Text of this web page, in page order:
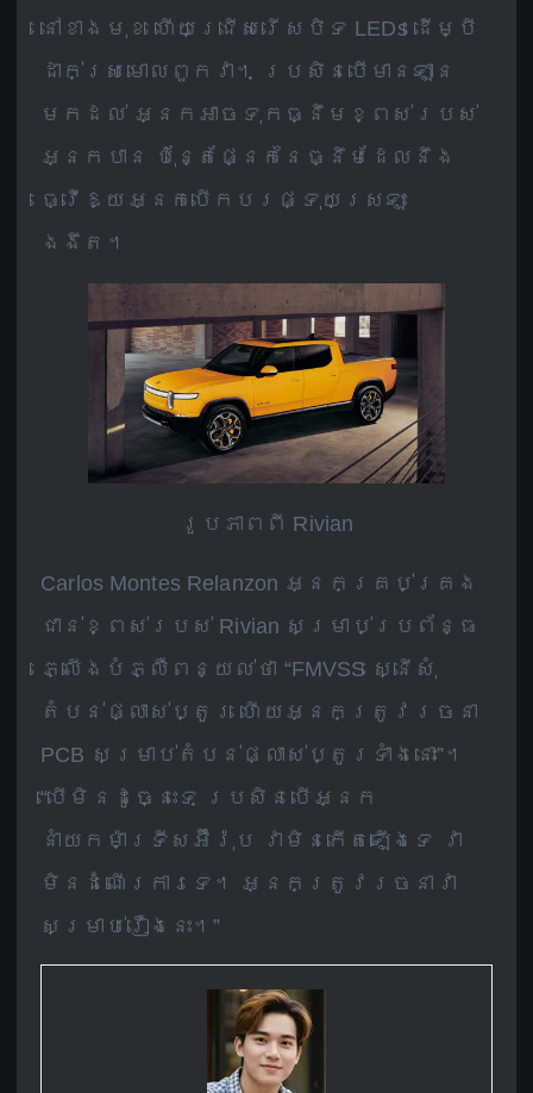
នៅខាងមុខ ហើយជ្រើសរើសបិទ LEDs ដើម្បី
ដាក់ស្រមោលពួកវា។ ប្រសិនបើមានឡាន
មកដល់ អ្នកអាចទុកធ្នឹមខ្ពស់របស់
អ្នកបាន ប៉ុន្តែផ្នែកនៃធ្នឹមដែលនឹង
ធ្វើឱ្យអ្នកបើកបរផ្ទុយស្រឡះ
ងងឹត។
រូបភាពពី Rivian
Carlos Montes Relanzon អ្នកគ្រប់គ្រង
ជាន់ខ្ពស់របស់ Rivian សម្រាប់ប្រព័ន្ធ
ភ្លើងបំភ្លឺពន្យល់ថា “FMVSS ស្នើសុំ
តំបន់ផ្លាស់ប្តូរ ហើយអ្នកត្រូវរចនា
PCB សម្រាប់តំបន់ផ្លាស់ប្តូរទាំងនោះ”។
“បើមិនដូច្នេះទេ ប្រសិនបើអ្នក
នាំយកម៉ាទ្រីសអ៊ឺរ៉ុប វាមិនកើតឡើងទេ វា
មិនដំណើរការទេ។ អ្នកត្រូវរចនាវា
សម្រាប់រឿងនេះ។”